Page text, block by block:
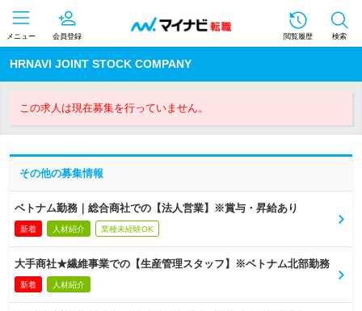
メニュー 会員登録 閲覧履歴 検索
HRNAVI JOINT STOCK COMPANY
この求人は現在募集を行っていません。
その他の募集情報
ベトナム勤務｜総合商社での【法人営業】※賞与・昇給あり
新着 人材紹介 業種未経験OK
大手商社★繊維事業での【生産管理スタッフ】※ベトナム北部勤務
新着 人材紹介